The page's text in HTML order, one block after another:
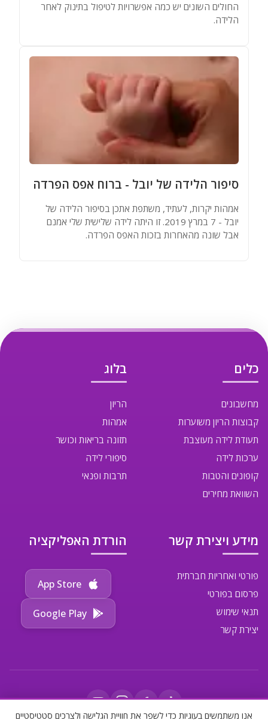
החולים השונים יש כמה אפשרויות לטיפול בתינוק לאחר
הלידה.
סיפור הלידה של יובל - ברוח אפס הפרדה
אמהות יקרות, לעתיד, משתפת אתכן בסיפור הלידה של
יובל - 7 במרץ 2019. זו היתה לידה שלישית שלי אמנם
אבל שונה מהאחרות בזכות האפס הפרדה.
כלים
מחשבונים
קבוצות הריון משוערות
תעודת לידה מעוצבת
ערכות לידה
קופונים והטבות
השוואת מחירים
בלוג
הריון
אמהות
תזונה בריאות וכושר
סיפורי לידה
תרבות ופנאי
מידע ויצירת קשר
פורטי ואחריות חברתית
פרסום בפורטי
תנאי שימוש
יצירת קשר
הורדת האפליקציה
App Store
Google Play
אנו משתמשים בעוגיות כדי לשפר את חוויית הגלישה ולצרכים סטטיסטיים